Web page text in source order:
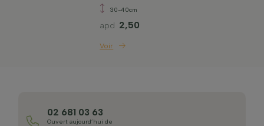
30-40cm
apd 2,50
Voir
02 681 03 63
Ouvert aujourd’hui de